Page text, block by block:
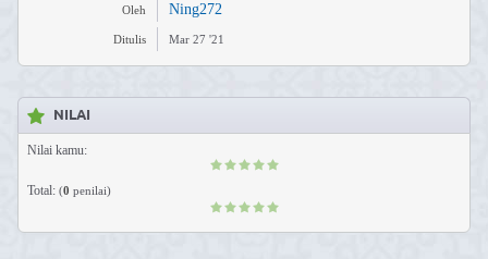
Oleh Ning272
Ditulis Mar 27 '21
NILAI
Nilai kamu:
Total: (0 penilai)